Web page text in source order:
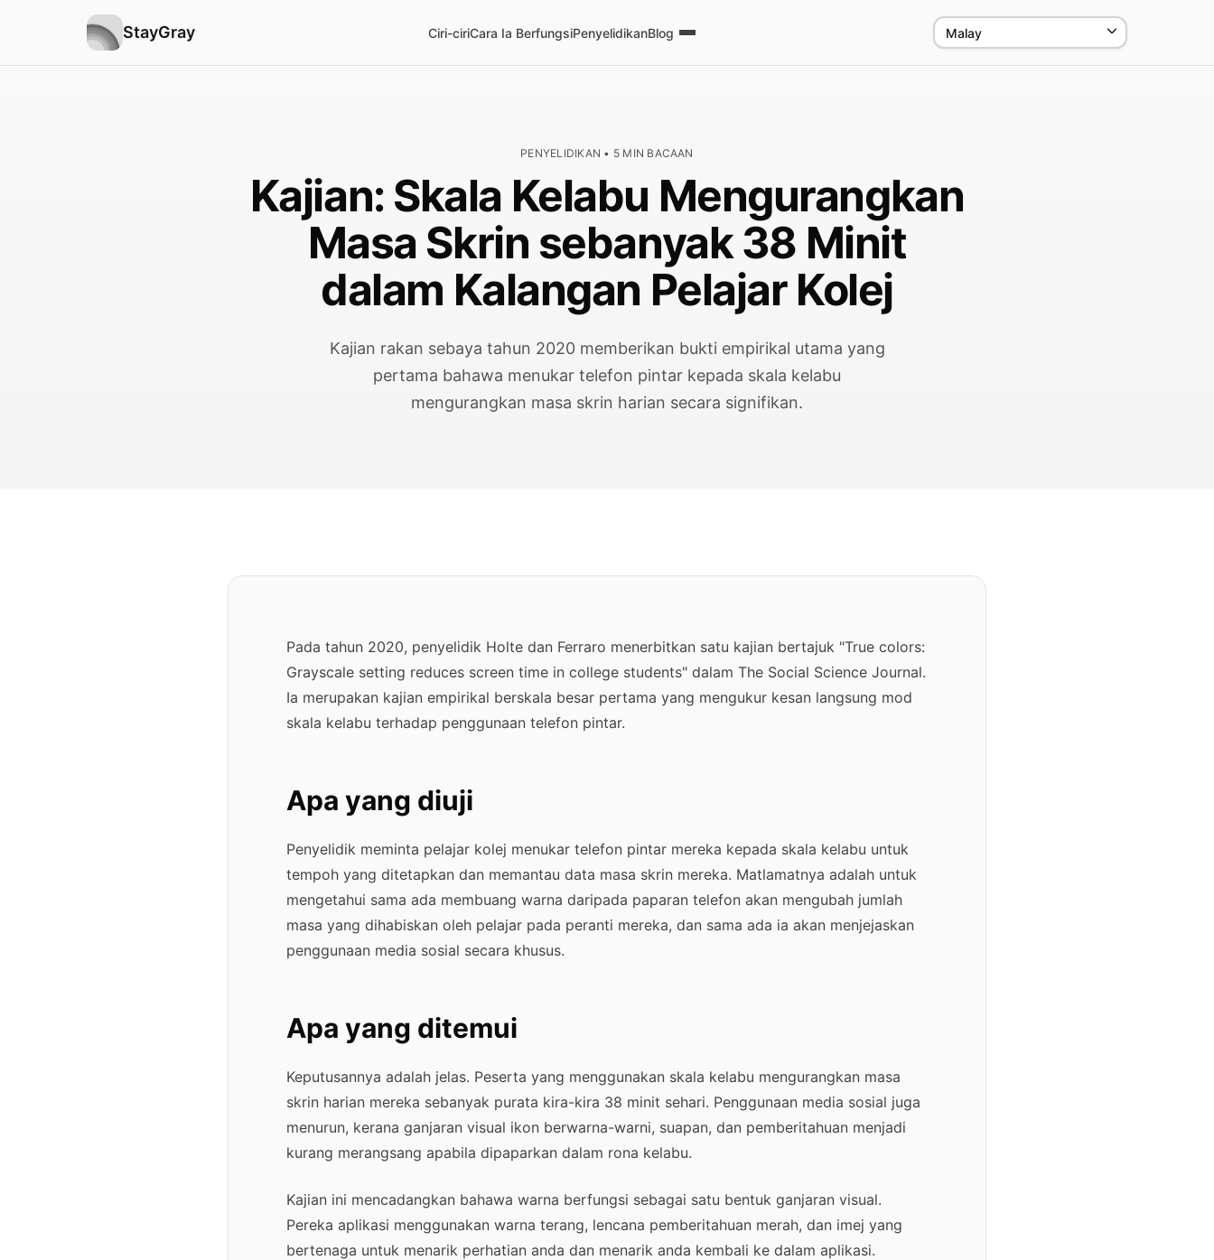
StayGray Ciri-ciriCara Ia BerfungsiPenyelidikanBlog
PENYELIDIKAN • 5 MIN BACAAN
Kajian: Skala Kelabu Mengurangkan
Masa Skrin sebanyak 38 Minit
dalam Kalangan Pelajar Kolej
Kajian rakan sebaya tahun 2020 memberikan bukti empirikal utama yang
pertama bahawa menukar telefon pintar kepada skala kelabu
mengurangkan masa skrin harian secara signifikan.
Pada tahun 2020, penyelidik Holte dan Ferraro menerbitkan satu kajian bertajuk "True colors:
Grayscale setting reduces screen time in college students" dalam The Social Science Journal.
Ia merupakan kajian empirikal berskala besar pertama yang mengukur kesan langsung mod
skala kelabu terhadap penggunaan telefon pintar.
Apa yang diuji
Penyelidik meminta pelajar kolej menukar telefon pintar mereka kepada skala kelabu untuk
tempoh yang ditetapkan dan memantau data masa skrin mereka. Matlamatnya adalah untuk
mengetahui sama ada membuang warna daripada paparan telefon akan mengubah jumlah
masa yang dihabiskan oleh pelajar pada peranti mereka, dan sama ada ia akan menjejaskan
penggunaan media sosial secara khusus.
Apa yang ditemui
Keputusannya adalah jelas. Peserta yang menggunakan skala kelabu mengurangkan masa
skrin harian mereka sebanyak purata kira-kira 38 minit sehari. Penggunaan media sosial juga
menurun, kerana ganjaran visual ikon berwarna-warni, suapan, dan pemberitahuan menjadi
kurang merangsang apabila dipaparkan dalam rona kelabu.
Kajian ini mencadangkan bahawa warna berfungsi sebagai satu bentuk ganjaran visual.
Pereka aplikasi menggunakan warna terang, lencana pemberitahuan merah, dan imej yang
bertenaga untuk menarik perhatian anda dan menarik anda kembali ke dalam aplikasi.